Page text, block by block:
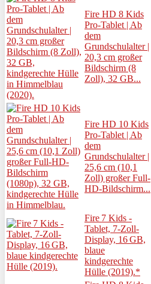
Fire HD 8 Kids
Pro-Tablet | Ab
dem
Grundschulalter |
20,3 cm großer
Bildschirm (8
Zoll), 32 GB...
Fire HD 10 Kids
Pro-Tablet | Ab
dem
Grundschulalter |
25,6 cm (10,1
Zoll) großer Full-
HD-Bildschirm...
Fire 7 Kids -
Tablet, 7-Zoll-
Display, 16 GB,
blaue
kindgerechte
Hülle (2019).*